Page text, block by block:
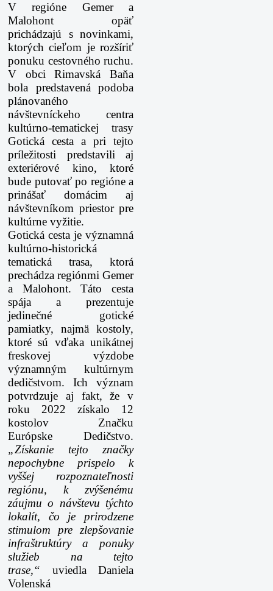
V regióne Gemer a
Malohont opäť
prichádzajú s novinkami,
ktorých cieľom je rozšíriť
ponuku cestovného ruchu.
V obci Rimavská Baňa
bola predstavená podoba
plánovaného
návštevníckeho centra
kultúrno-tematickej trasy
Gotická cesta a pri tejto
príležitosti predstavili aj
exteriérové kino, ktoré
bude putovať po regióne a
prinášať domácim aj
návštevníkom priestor pre
kultúrne vyžitie.
Gotická cesta je významná
kultúrno-historická
tematická trasa, ktorá
prechádza regiónmi Gemer
a Malohont. Táto cesta
spája a prezentuje
jedinečné gotické
pamiatky, najmä kostoly,
ktoré sú vďaka unikátnej
freskovej výzdobe
významným kultúrnym
dedičstvom. Ich význam
potvrdzuje aj fakt, že v
roku 2022 získalo 12
kostolov Značku
Európske Dedičstvo.
„Získanie tejto značky
nepochybne prispelo k
vyššej rozpoznateľnosti
regiónu, k zvýšenému
záujmu o návštevu týchto
lokalít, čo je prirodzene
stimulom pre zlepšovanie
infraštruktúry a ponuky
služieb na tejto
trase,“ uviedla Daniela
Volenská